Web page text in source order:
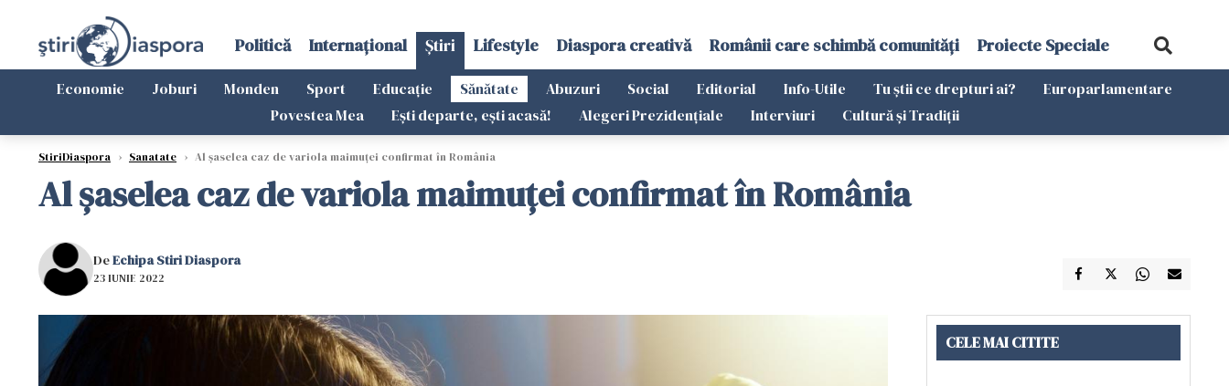
Politică Internațional Știri Lifestyle Diaspora creativă Românii care schimbă comunități Proiecte Speciale
Economie Joburi Monden Sport Educație Sănătate Abuzuri Social Editorial Info-Utile Tu știi ce drepturi ai?
Europarlamentare
Povestea Mea
Ești departe, ești acasă! Alegeri Prezidențiale Interviuri Cultură și Tradiții
StiriDiaspora › Sanatate › Al șaselea caz de variola maimuței confirmat în România
Al șaselea caz de variola maimuței confirmat în România
DeEchipa Stiri Diaspora
23 IUNIE 2022
CELE MAI CITITE